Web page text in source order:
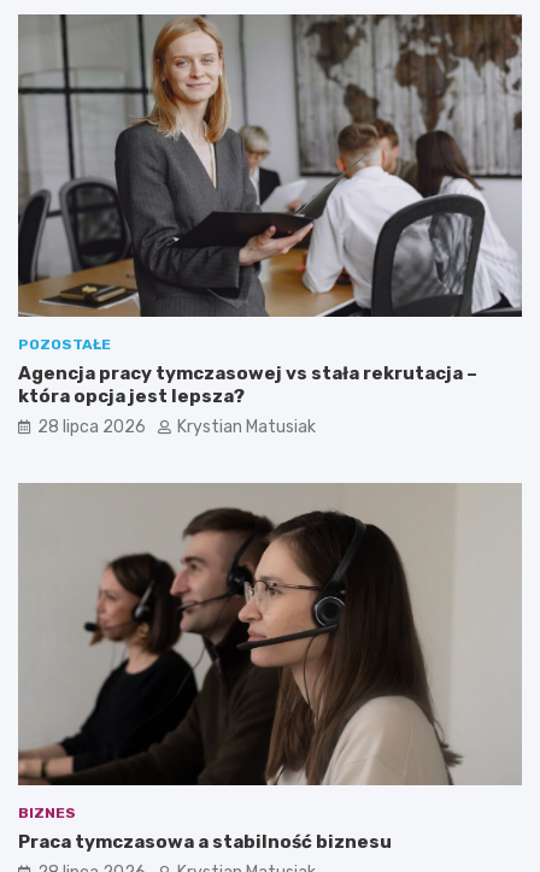
POZOSTAŁE
Agencja pracy tymczasowej vs stała rekrutacja –
która opcja jest lepsza?
28 lipca 2026 Krystian Matusiak
BIZNES
Praca tymczasowa a stabilność biznesu